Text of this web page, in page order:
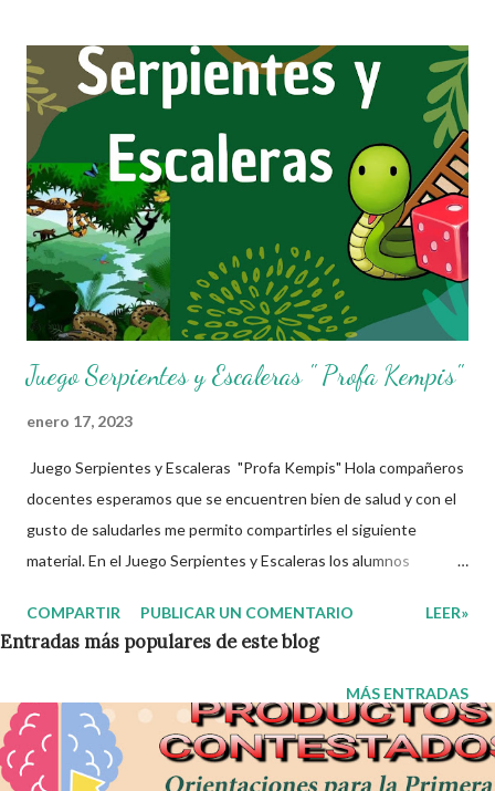
Juego Serpientes y Escaleras " Profa Kempis"
enero 17, 2023
Juego Serpientes y Escaleras "Profa Kempis" Hola compañeros
docentes esperamos que se encuentren bien de salud y con el
gusto de saludarles me permito compartirles el siguiente
material. En el Juego Serpientes y Escaleras los alumnos
necesaria, además les servirá para conocer los distintos
bosques y ecosistemas con los que cuenta nuestro país.
Gracias por seguir a nuestro blog educativo, también
agradecemos a los creadores de los diferentes materiales que
hacen que todo esto sea posible, recordándoles que nosotros
solo los compartimos con fines educativos, didácticos e
COMPARTIR PUBLICAR UN COMENTARIO LEER»
MÁS ENTRADAS
Entradas más populares de este blog